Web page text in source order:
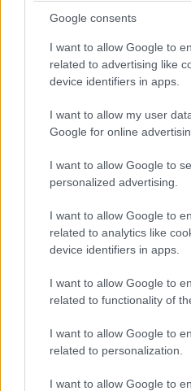
Google consents
I want to allow Google to
related to advertising like
device identifiers in apps.
I want to allow my user
Google for online
I want to allow Google to
personalized advertising.
I want to allow Google to
related to analytics like
device identifiers in apps.
I want to allow Google to
related to functionality of
I want to allow Google to
related to personalization.
I want to allow Google to
Ακολουθήστε το
και μάθετε πρώτοι